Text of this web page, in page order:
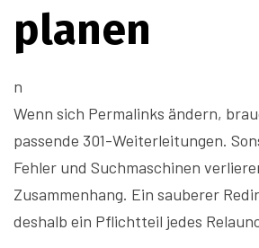
planen
n
Wenn sich Permalinks ändern,
passende 301-Weiterleitungen.
Fehler und Suchmaschinen
Zusammenhang. Ein sauberer
deshalb ein Pflichtteil jedes